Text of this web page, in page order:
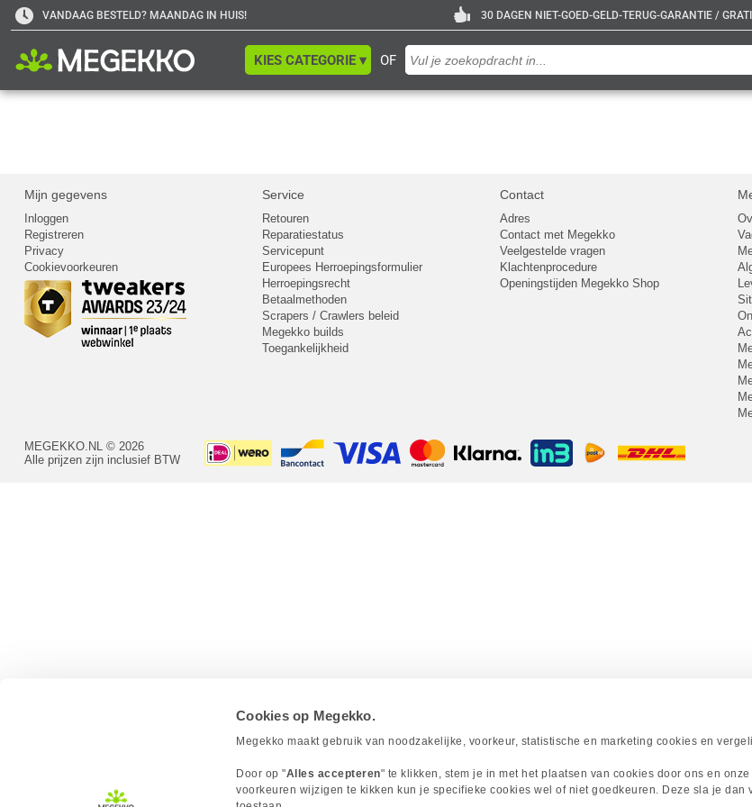
Cookies op Megekko.
Megekko maakt gebruik van noodzakelijke, voorkeur, statistische en marketing cookies en
Door op "Alles accepteren" te klikken, stem je in met het plaatsen van cookies door ons en
voorkeuren wijzigen te kikken kun je specifieke cookies wel of niet goedkeuren. Deze sla je dan
VANDAAG BESTELD? MAANDAG IN HUIS! 30 DAGEN NIET-GOED-GELD-TERUG-GARANTIE /
OF
KIES CATEGORIE ▾
Mijn gegevens
Inloggen
Registreren
Privacy
Cookievoorkeuren
Service
Retouren
Reparatiestatus
Servicepunt
Europees Herroepingsformulier
Herroepingsrecht
Betaalmethoden
Scrapers / Crawlers beleid
Megekko builds
Toegankelijkheid
Contact
Adres
Contact met Megekko
Veelgestelde vragen
Klachtenprocedure
Openingstijden Megekko Shop
MEGEKKO.NL © 2026
Alle prijzen zijn inclusief BTW